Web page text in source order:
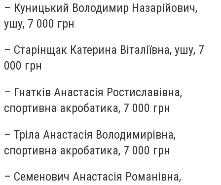
– Куницький Володимир Назарійович,
ушу, 7 000 грн
– Старінщак Катерина Віталіївна, ушу, 7
000 грн
– Гнатків Анастасія Ростиславівна,
спортивна акробатика, 7 000 грн
– Тріла Анастасія Володимирівна,
спортивна акробатика, 7 000 грн
– Семенович Анастасія Романівна,